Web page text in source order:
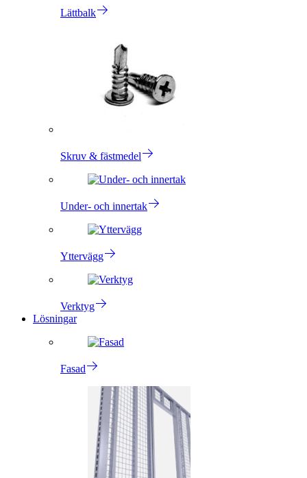
Lättbalk
Skruv & fästmedel
Under- och innertak
Yttervägg
Verktyg
Lösningar
Fasad